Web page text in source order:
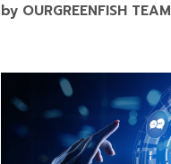
by OURGREENFISH TEAM